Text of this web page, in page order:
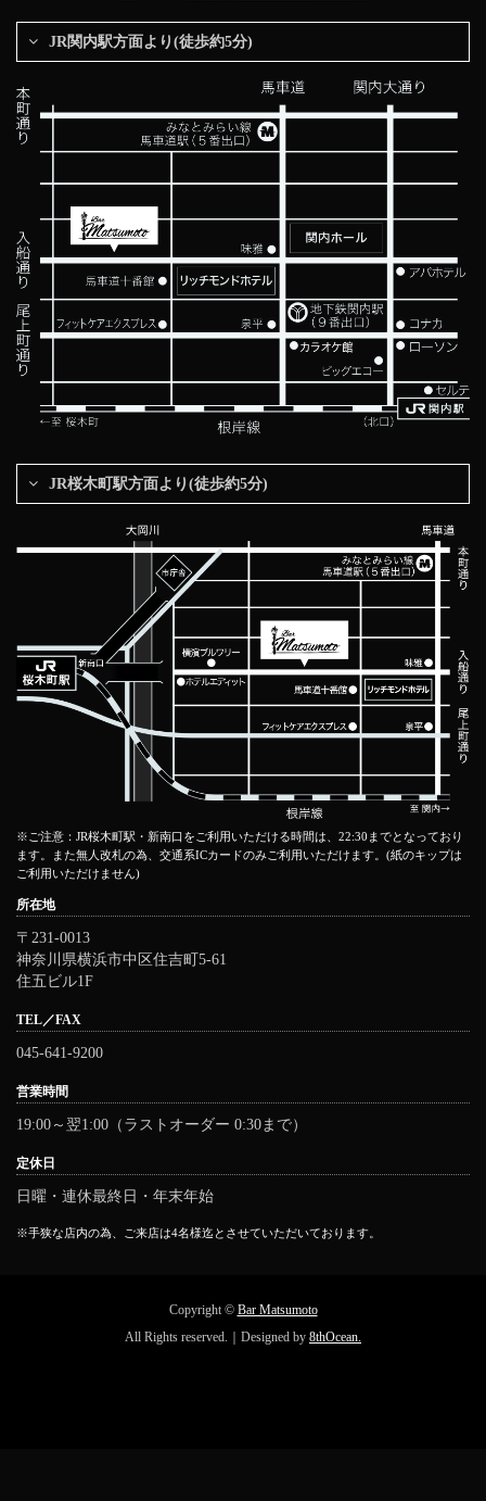
JR関内駅方面より(徒歩約5分)
JR桜木町駅方面より(徒歩約5分)
※ご注意：JR桜木町駅・新南口をご利用いただける時間は、22:30までとなっており
ます。また無人改札の為、交通系ICカードのみご利用いただけます。(紙のキップは
ご利用いただけません)
所在地
〒231-0013
神奈川県横浜市中区住吉町5-61
住五ビル1F
TEL／FAX
045-641-9200
営業時間
19:00～翌1:00（ラストオーダー 0:30まで）
定休日
日曜・連休最終日・年末年始
※手狭な店内の為、ご来店は4名様迄とさせていただいております。
Copyright © Bar Matsumoto
All Rights reserved.｜Designed by 8thOcean.